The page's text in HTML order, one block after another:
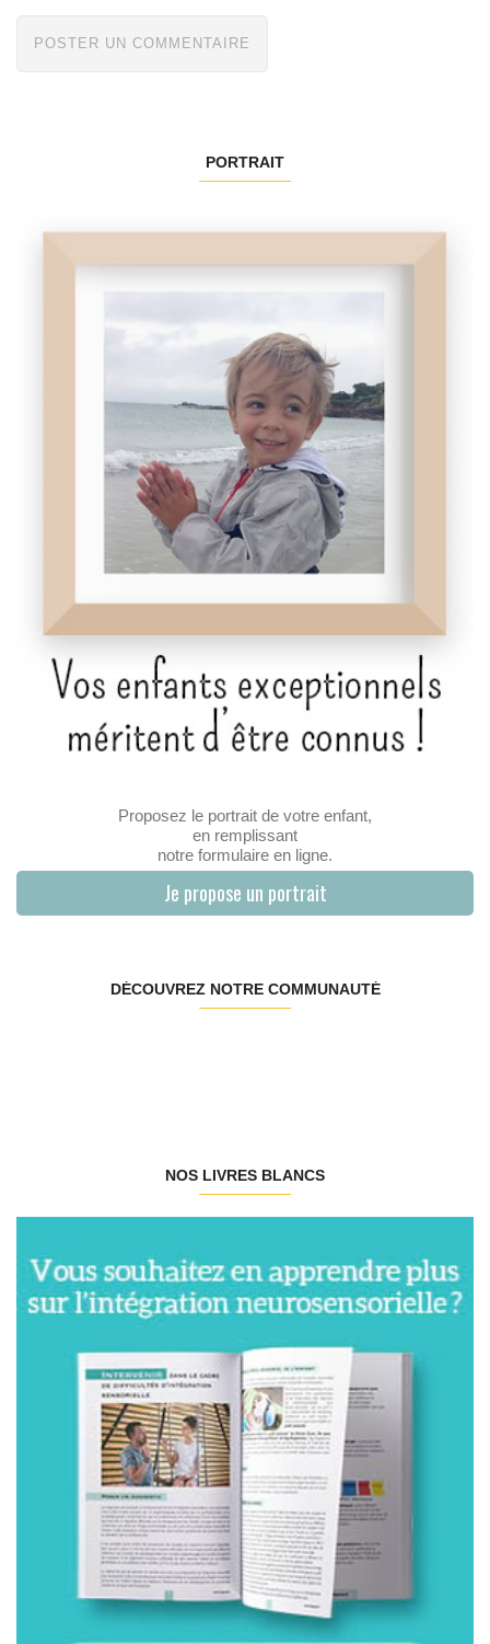
PORTRAIT
Proposez le portrait de votre enfant,
en remplissant
notre formulaire en ligne.
Je propose un portrait
DÉCOUVREZ NOTRE COMMUNAUTÉ
NOS LIVRES BLANCS